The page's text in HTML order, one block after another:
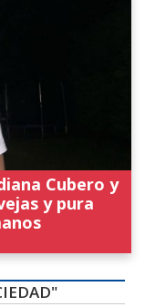
Cubero y
y pura